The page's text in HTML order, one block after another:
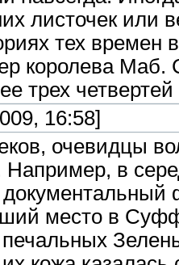
листочек или
тех времен
королева Маб.
трех
16:58]
очевидцы
в
место в